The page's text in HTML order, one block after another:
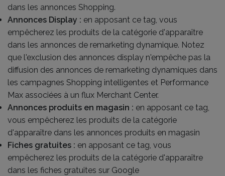
dans les annonces Shopping.
Annonces Display : en apposant ce tag, vous
empêcherez les produits de la catégorie d'apparaître
dans les annonces de remarketing dynamique. Notez
que l'exclusion des annonces display n'empêche pas la
diffusion des annonces de remarketing dynamiques dans
les campagnes Shopping intelligentes et Performance
Max associées à un flux Merchant Center.
Annonces produits en magasin : en apposant ce tag,
vous empêcherez les produits de la catégorie
d'apparaître dans les annonces produits en magasin
Fiches gratuites : en apposant ce tag, vous
empêcherez les produits de la catégorie d'apparaître
dans les fiches gratuites sur Google